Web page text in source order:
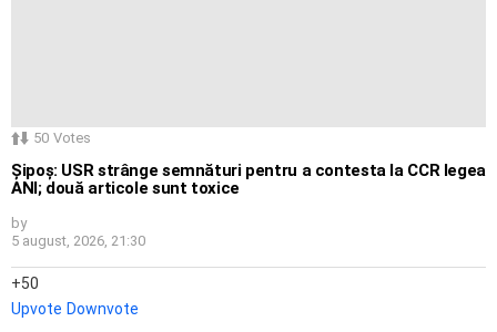
50 Votes
Șipoș: USR strânge semnături pentru a contesta la CCR legea
ANI; două articole sunt toxice
by
5 august, 2026, 21:30
50
Upvote Downvote